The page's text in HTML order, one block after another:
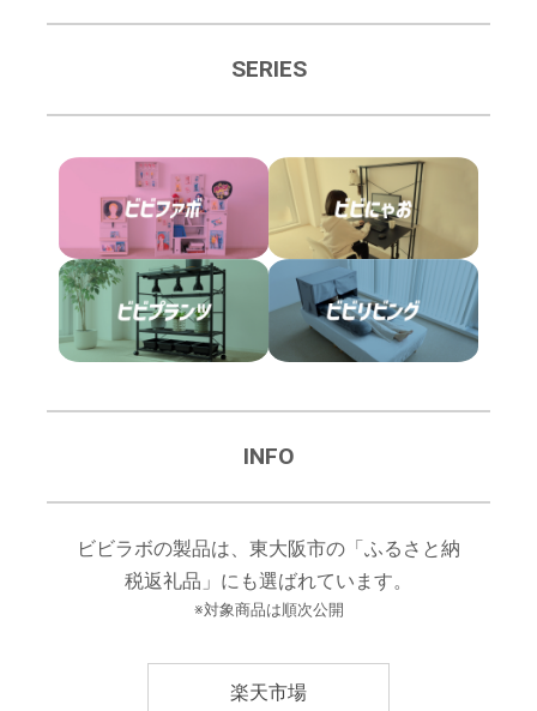
SERIES
INFO
ビビラボの製品は、東大阪市の「ふるさと納
税返礼品」にも選ばれています。
※対象商品は順次公開
楽天市場